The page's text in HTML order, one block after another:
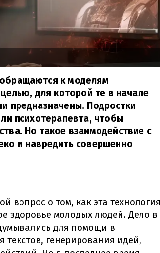
к моделям
для которой те в начале
предназначены. Подростки
психотерапевта, чтобы
Но такое взаимодействие с
и навредить совершенно
вопрос о том, как эта технология
здоровье молодых людей. Дело в
для помощи в
текстов, генерирования идей,